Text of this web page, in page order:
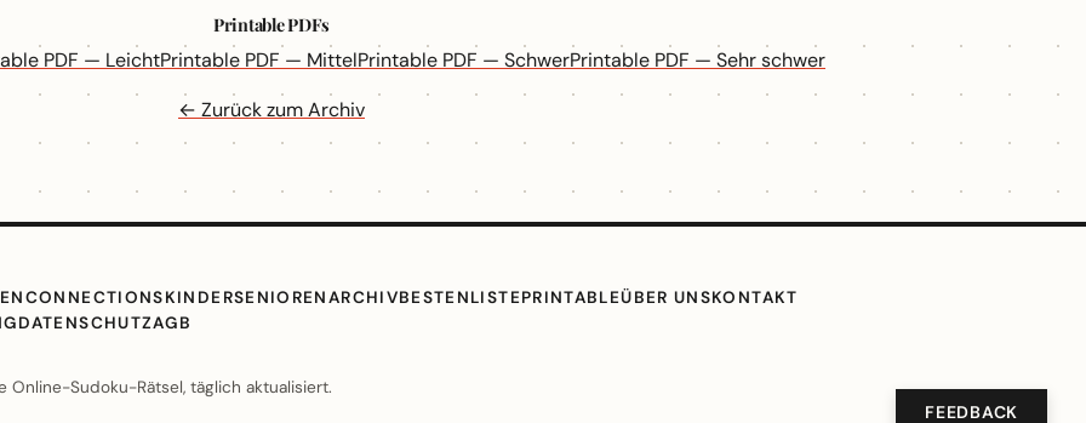
Printable PDFs
PDF — LeichtPrintable PDF — MittelPrintable PDF — SchwerPrintable PDF — Sehr schwer
← Zurück zum Archiv
CONNECTIONSKINDERSENIORENARCHIVBESTENLISTEPRINTABLEÜBER UNSKONTAKT
DATENSCHUTZAGB
Online-Sudoku-Rätsel, täglich aktualisiert.
FEEDBACK